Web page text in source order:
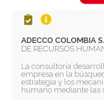
ADECCO COLOMBIA
DE RECURSOS
La consultoría
empresa en la
estrategia y los
humano mediante las